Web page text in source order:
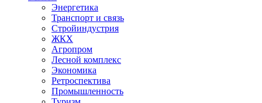
Энергетика
Транспорт и связь
Стройиндустрия
ЖКХ
Агропром
Лесной комплекс
Экономика
Ретроспектива
Промышленность